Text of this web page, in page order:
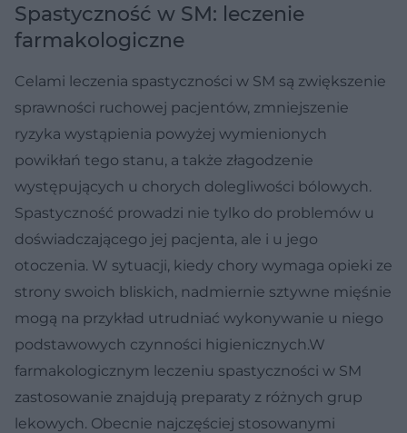
Spastyczność w SM: leczenie
farmakologiczne
Celami leczenia spastyczności w SM są zwiększenie
sprawności ruchowej pacjentów, zmniejszenie
ryzyka wystąpienia powyżej wymienionych
powikłań tego stanu, a także złagodzenie
występujących u chorych dolegliwości bólowych.
Spastyczność prowadzi nie tylko do problemów u
doświadczającego jej pacjenta, ale i u jego
otoczenia. W sytuacji, kiedy chory wymaga opieki ze
strony swoich bliskich, nadmiernie sztywne mięśnie
mogą na przykład utrudniać wykonywanie u niego
podstawowych czynności higienicznych.W
farmakologicznym leczeniu spastyczności w SM
zastosowanie znajdują preparaty z różnych grup
lekowych. Obecnie najczęściej stosowanymi